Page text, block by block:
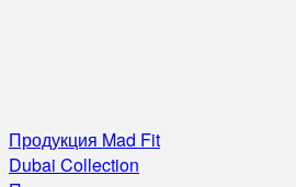
Продукция Mad Fit
Dubai Collection